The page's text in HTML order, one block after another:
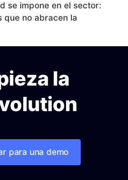
se impone en el sector:
que no abracen la
la
para una demo